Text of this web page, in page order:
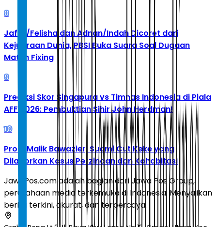
8
Jafar/Felisha dan Adnan/Indah Dicoret dari
Kejuaraan Dunia, PBSI Buka Suara Soal Dugaan
Match Fixing
9
Prediksi Skor Singapura vs Timnas Indonesia di Piala
AFF 2026: Pembuktian Sihir John Herdman!
10
Profil Malik Bawazier, Suami Cut Keke yang
Dilaporkan Kasus Perzinaan dan Kohabitasi
JawaPos.com adalah bagian dari Jawa Pos Group,
perusahaan media terkemuka di Indonesia. Menyajikan
berita terkini, akurat, dan terpercaya.